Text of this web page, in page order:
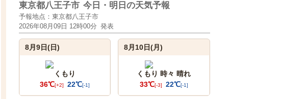
東京都八王子市 今日・明日の天気予報
予報地点：東京都八王子市
2026年08月09日 12時00分 発表
8月9日(日)
くもり
36℃[+2] 22℃[-1]
8月10日(月)
くもり 時々 晴れ
33℃[-3] 22℃[-1]